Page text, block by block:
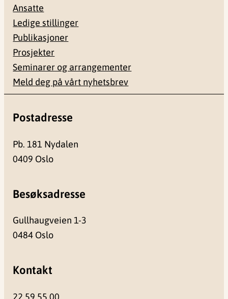
Ansatte
Ledige stillinger
Publikasjoner
Prosjekter
Seminarer og arrangementer
Meld deg på vårt nyhetsbrev
Postadresse
Pb. 181 Nydalen
0409 Oslo
Besøksadresse
Gullhaugveien 1-3
0484 Oslo
Kontakt
22 59 55 00